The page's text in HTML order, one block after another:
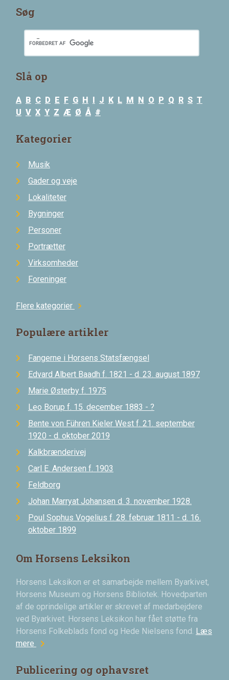
Søg
Slå op
A B C D E F G H I J K L M N O P Q R S T
U V X Y Z Æ Ø Å #
Kategorier
Musik
Gader og veje
Lokaliteter
Bygninger
Personer
Portrætter
Virksomheder
Foreninger
Flere kategorier chevron_right
Populære artikler
Fangerne i Horsens Statsfængsel
Edvard Albert Baadh f. 1821 - d. 23. august 1897
Marie Østerby f. 1975
Leo Borup f. 15. december 1883 - ?
Bente von Führen Kieler West f. 21. september
1920 - d. oktober 2019
Kalkbrænderivej
Carl E. Andersen f. 1903
Feldborg
Johan Marryat Johansen d. 3. november 1928.
Poul Sophus Vogelius f. 28. februar 1811 - d. 16.
oktober 1899
Om Horsens Leksikon
Horsens Leksikon er et samarbejde mellem Byarkivet,
Horsens Museum og Horsens Bibliotek. Hovedparten
af de oprindelige artikler er skrevet af medarbejdere
ved Byarkivet. Horsens Leksikon har fået støtte fra
Horsens Folkeblads fond og Hede Nielsens fond. Læs
mere chevron_right
Publicering og ophavsret